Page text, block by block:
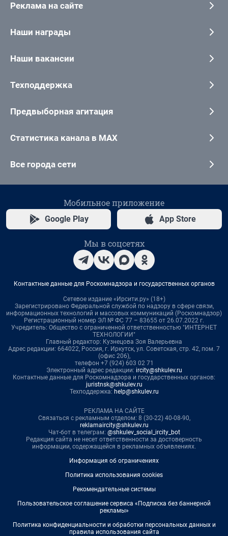
Реклама на сайте
Наши награды
Наши вакансии
Техподдержка
Предвыборная агитация
Статистика канала в MAX
Все города сети
Мобильное приложение
Google Play App Store
Мы в соцсетях
Контактные данные для Роскомнадзора и государственных органов
Сетевое издание «Ирсити.ру» (18+)
Зарегистрировано Федеральной службой по надзору в сфере связи,
информационных технологий и массовых коммуникаций (Роскомнадзор)
Регистрационный номер ЭЛ № ФС 77 – 83655 от 26.07.2022 г.
Учредитель: Общество с ограниченной ответственностью "ИНТЕРНЕТ
ТЕХНОЛОГИИ"
Главный редактор: Кузнецова Зоя Валерьевна
Адрес редакции: 664022, Россия, г. Иркутск, ул. Советская, стр. 42, пом. 7
(офис 206),
телефон +7 (924) 603 02 71
Электронный адрес редакции: ircity@shkulev.ru
Контактные данные для Роскомнадзора и государственных органов:
juristnsk@shkulev.ru
Техподдержка: help@shkulev.ru
РЕКЛАМА НА САЙТЕ
Связаться с рекламным отделом: 8 (30-22) 40-08-90,
reklamaircity@shkulev.ru
Чат-бот в телеграм: @shkulev_social_ircity_bot
Редакция сайта не несет ответственности за достоверность
информации, содержащейся в рекламных объявлениях.
Информация об ограничениях
Политика использования cookies
Рекомендательные системы
Пользовательское соглашение сервиса «Подписка без баннерной
рекламы»
Политика конфиденциальности и обработки персональных данных и
правила использования сайта